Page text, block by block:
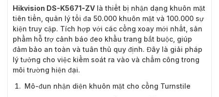
Hikvision DS-K5671-ZV là thiết bị nhận dạng khuôn mặt
tiên tiến, quản lý tối đa 50.000 khuôn mặt và 100.000 sự
kiện truy cập. Tích hợp với các cổng xoay mới nhất, sản
phẩm hỗ trợ cảnh báo đeo khẩu trang bắt buộc, giúp
đảm bảo an toàn và tuân thủ quy định. Đây là giải pháp
lý tưởng cho việc kiểm soát ra vào và chấm công trong
môi trường hiện đại.
Mô-đun nhận diện khuôn mặt cho cổng Turnstile